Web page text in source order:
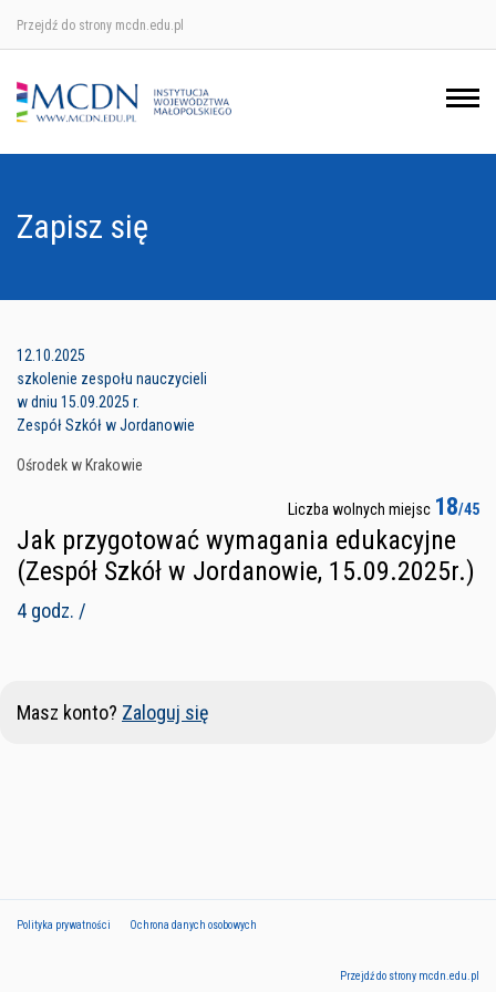
Przejdź do strony mcdn.edu.pl
Zapisz się
12.10.2025
szkolenie zespołu nauczycieli
w dniu 15.09.2025 r.
Zespół Szkół w Jordanowie
Ośrodek w Krakowie
Liczba wolnych miejsc 18/45
Jak przygotować wymagania edukacyjne
(Zespół Szkół w Jordanowie, 15.09.2025r.)
4 godz. /
Masz konto? Zaloguj się
Polityka prywatności Ochrona danych osobowych
Przejdź do strony mcdn.edu.pl
Ośrodek w Krakowie
Ośrodek w Nowym Sączu
Ośrodek w Tarnowie